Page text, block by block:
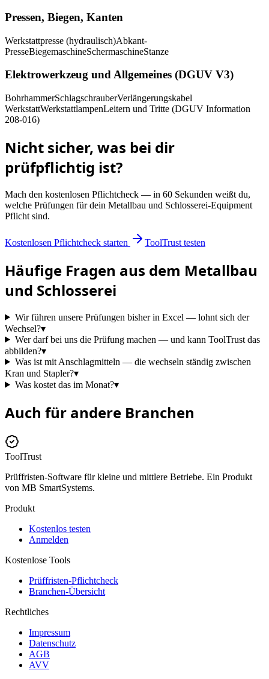
Pressen, Biegen, Kanten
Werkstattpresse (hydraulisch)Abkant-
PresseBiegemaschineSchermaschineStanze
Elektrowerkzeug und Allgemeines (DGUV V3)
BohrhammerSchlagschrauberVerlängerungskabel
WerkstattWerkstattlampenLeitern und Tritte (DGUV Information
208-016)
Nicht sicher, was bei dir
prüfpflichtig ist?
Mach den kostenlosen Pflichtcheck — in 60 Sekunden weißt du,
welche Prüfungen für dein Metallbau und Schlosserei-Equipment
Pflicht sind.
Kostenlosen Pflichtcheck starten ToolTrust testen
Häufige Fragen aus dem Metallbau
und Schlosserei
Wir führen unsere Prüfungen bisher in Excel — lohnt sich der
Wechsel?▾
Wer darf bei uns die Prüfung machen — und kann ToolTrust das
abbilden?▾
Was ist mit Anschlagmitteln — die wechseln ständig zwischen
Kran und Stapler?▾
Was kostet das im Monat?▾
Auch für andere Branchen
ToolTrust
Prüffristen-Software für kleine und mittlere Betriebe. Ein Produkt
von MB SmartSystems.
Produkt
Kostenlos testen
Anmelden
Kostenlose Tools
Prüffristen-Pflichtcheck
Branchen-Übersicht
Rechtliches
Impressum
Datenschutz
AGB
AVV